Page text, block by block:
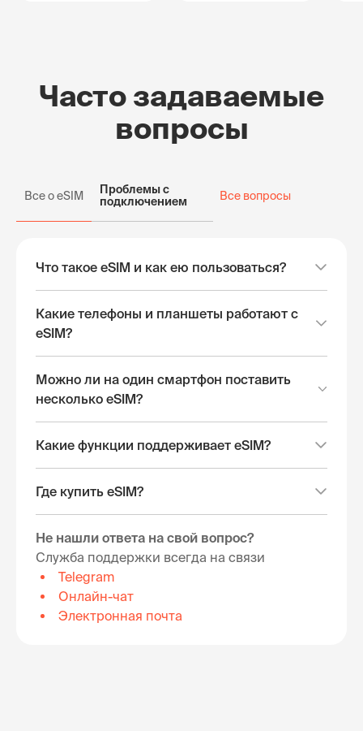
Часто задаваемые
вопросы
Все о eSIM
Проблемы с
подключением
Все вопросы
Что такое eSIM и как ею пользоваться?
Какие телефоны и планшеты работают с
eSIM?
Можно ли на один смартфон поставить
несколько eSIM?
Какие функции поддерживает eSIM?
Где купить eSIM?
Не нашли ответа на свой вопрос?
Служба поддержки всегда на связи
Telegram
Онлайн-чат
Электронная почта